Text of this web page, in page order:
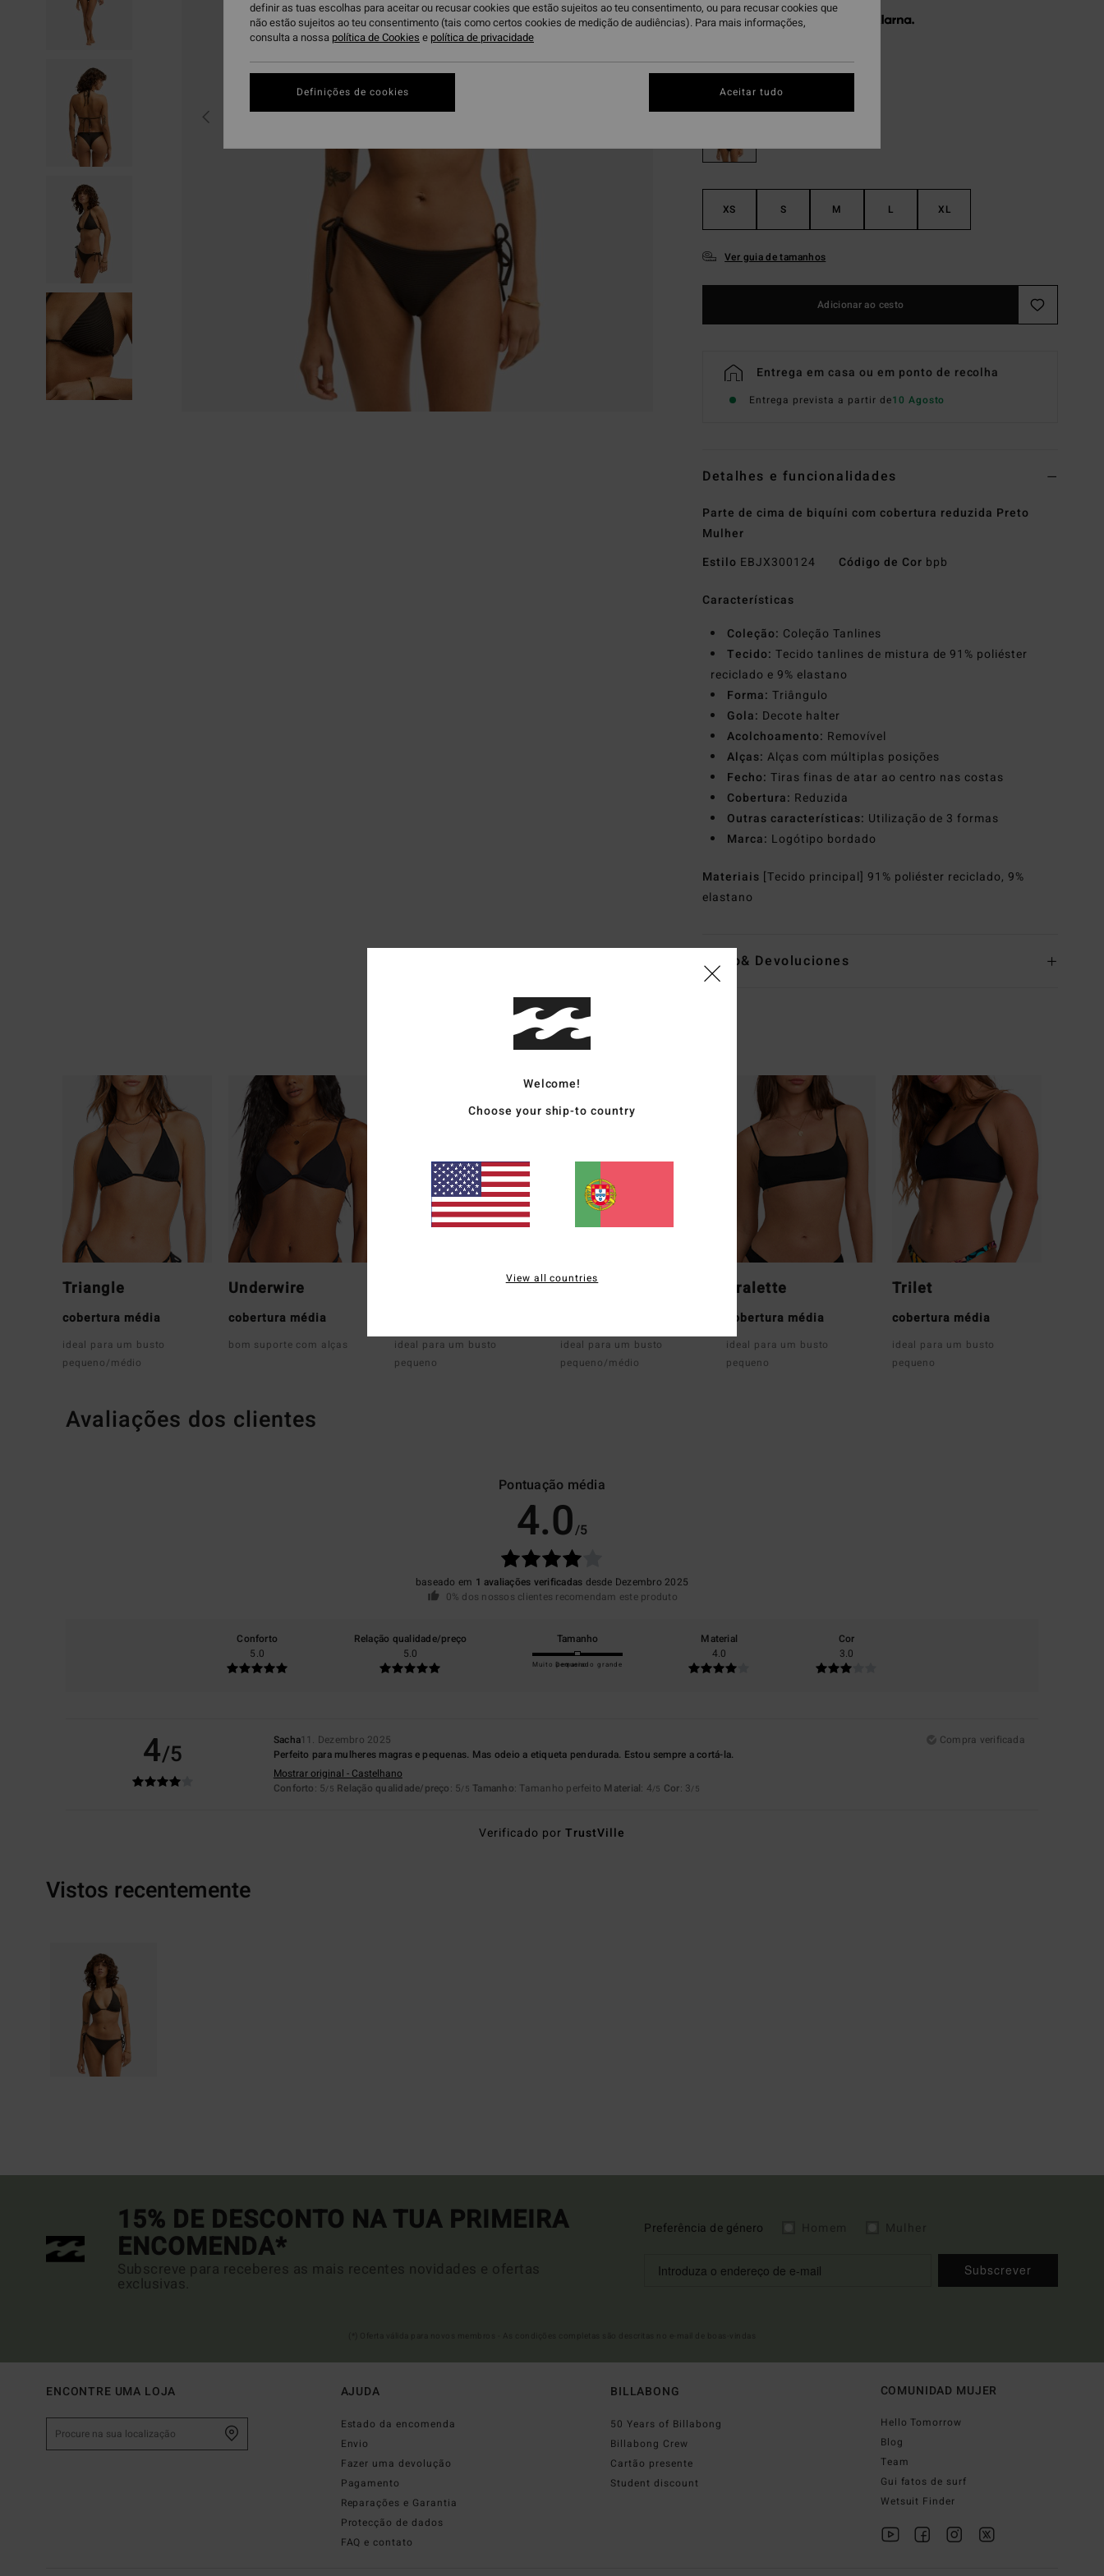
Paga 3 x € 15,32 sem juros com a
CorBlack Pebble
XS S M L XL
Ver guia de tamanhos
Adicionar ao cesto
Entrega em casa ou em ponto de recolha
Entrega prevista a partir de10 Agosto
Detalhes e funcionalidades
Parte de cima de biquíni com cobertura reduzida Preto
Mulher
Estilo EBJX300124 Código de Cor bpb
Características
Coleção: Coleção Tanlines
Tecido: Tecido tanlines de mistura de 91% poliéster
reciclado e 9% elastano
Forma: Triângulo
Gola: Decote halter
Acolchoamento: Removível
Alças: Alças com múltiplas posições
Fecho: Tiras finas de atar ao centro nas costas
Cobertura: Reduzida
Outras características: Utilização de 3 formas
Marca: Logótipo bordado
Materiais [Tecido principal] 91% poliéster reciclado, 9%
elastano
Envio& Devoluciones
Whats the Coverage
Triangle
cobertura média
ideal para um busto
pequeno/médio
Underwire
cobertura média
bom suporte com alças
ideal para um busto
pequeno
Bandeau
ideal para um busto
pequeno/médio
Bralette
cobertura média
ideal para um busto
pequeno
Trilet
cobertura média
ideal para um busto
pequeno
Avaliações dos clientes
Pontuação média
4.0/5
baseado em 1 avaliações verificadas desde Dezembro 2025
0% dos nossos clientes recomendam este produto
Conforto
5.0
Relação qualidade/preço
5.0
Tamanho
Muito pequeno
Demasiado grande
Material
4.0
Cor
3.0
4/5 Sacha11. Dezembro 2025
Compra verificada
Perfeito para mulheres magras e pequenas. Mas odeio a etiqueta pendurada. Estou sempre a cortá-la.
Mostrar original - Castelhano
Conforto: 5/5 Relação qualidade/preço: 5/5 Tamanho: Tamanho perfeito Material: 4/5 Cor: 3/5
Verificado por TrustVille
Vistos recentemente
15% DE DESCONTO NA TUA PRIMEIRA
ENCOMENDA*
Subscreve para receberes as mais recentes novidades e ofertas
exclusivas.
Preferência de género
Subscrever
ENCONTRE UMA LOJA AJUDA
Estado da encomenda
Envio
Fazer uma devolução
Pagamento
Reparações e Garantia
Protecção de dados
FAQ e contato
BILLABONG
50 Years of Billabong
Billabong Crew
Cartão presente
Student discount
COMUNIDAD MUJER
Hello Tomorrow
Blog
Team
Gui fatos de surf
Wetsuit Finder
Welcome!
Choose your ship-to country
View all countries
definir as tuas escolhas para aceitar ou recusar cookies que estão sujeitos ao teu consentimento, ou para recusar cookies que
não estão sujeitos ao teu consentimento (tais como certos cookies de medição de audiências). Para mais informações,
consulta a nossa política de Cookies e política de privacidade
Definições de cookies Aceitar tudo